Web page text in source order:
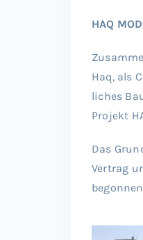
HAQ
Haq, als
liches
Projekt
Das
Vertrag